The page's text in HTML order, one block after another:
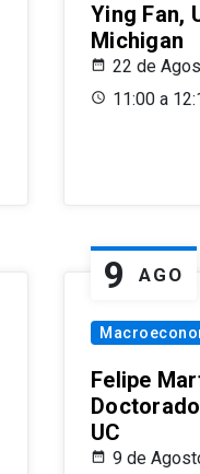
Ying Fan,
Michigan
22 de
11:00 a
9 AGO
Felipe
UC
9 de